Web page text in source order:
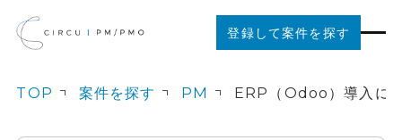
登録して案件を探す
TOP 案件を探す PM